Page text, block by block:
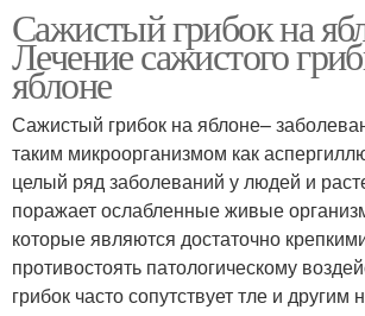
Сажистый грибок на
Лечение сажистого
яблоне
Сажистый грибок на яблоне–
таким микроорганизмом как
целый ряд заболеваний у людей и
поражает ослабленные живые
которые являются достаточно
противостоять патологическому
грибок часто сопутствует тле и